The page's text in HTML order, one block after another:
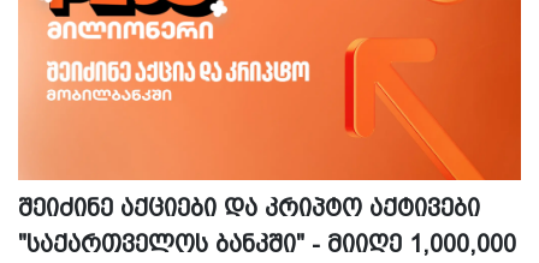
შეიძინე აქციები და კრიპტო აქტივები
"საქართველოს ბანკში" - მიიღე 1,000,000